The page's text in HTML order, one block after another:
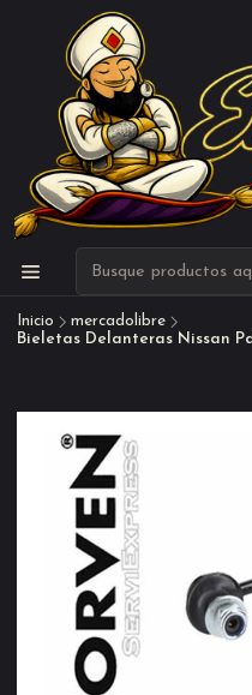
Inicio
mercadolibre
Bieletas Delanteras Nissan